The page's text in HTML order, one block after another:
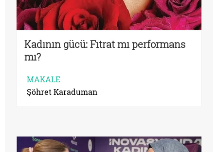
Kadının gücü: Fıtrat mı performans
mı?
MAKALE
Şöhret Karaduman